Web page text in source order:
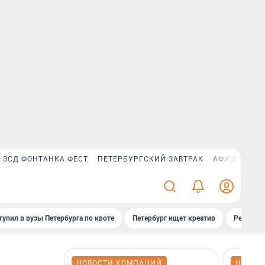
ЗСД ФОНТАНКА ФЕСТ ПЕТЕРБУРГСКИЙ ЗАВТРАК АФИША PLUS
в вузы Петербурга по квоте Петербург ищет креатив
НОВОСТИ КОМПАНИЙ